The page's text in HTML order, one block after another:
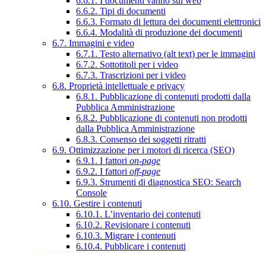
6.6.2. Tipi di documenti
6.6.3. Formato di lettura dei documenti elettronici
6.6.4. Modalità di produzione dei documenti
6.7. Immagini e video
6.7.1. Testo alternativo (alt text) per le immagini
6.7.2. Sottotitoli per i video
6.7.3. Trascrizioni per i video
6.8. Proprietà intellettuale e privacy
6.8.1. Pubblicazione di contenuti prodotti dalla
Pubblica Amministrazione
6.8.2. Pubblicazione di contenuti non prodotti
dalla Pubblica Amministrazione
6.8.3. Consenso dei soggetti ritratti
6.9. Ottimizzazione per i motori di ricerca (SEO)
6.9.1. I fattori on-page
6.9.2. I fattori off-page
6.9.3. Strumenti di diagnostica SEO: Search
Console
6.10. Gestire i contenuti
6.10.1. L’inventario dei contenuti
6.10.2. Revisionare i contenuti
6.10.3. Migrare i contenuti
6.10.4. Pubblicare i contenuti